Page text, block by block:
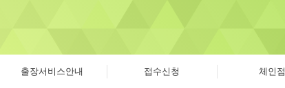
출장서비스안내 접수신청 체인점